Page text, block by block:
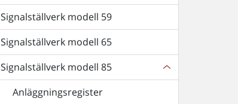
Signalställverk modell 59
Signalställverk modell 65
Signalställverk modell 85
Anläggningsregister